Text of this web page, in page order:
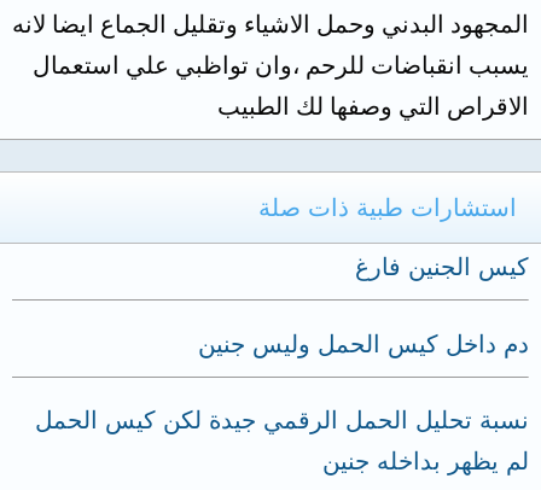
المجهود البدني وحمل الاشياء وتقليل الجماع ايضا لانه
يسبب انقباضات للرحم ،وان تواظبي علي استعمال
الاقراص التي وصفها لك الطبيب
استشارات طبية ذات صلة
كيس الجنين فارغ
دم داخل كيس الحمل وليس جنين
نسبة تحليل الحمل الرقمي جيدة لكن كيس الحمل
لم يظهر بداخله جنين